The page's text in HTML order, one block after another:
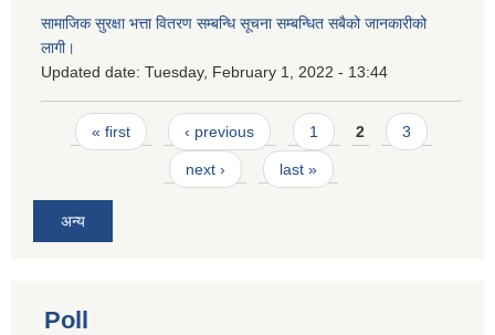
सामाजिक सुरक्षा भत्ता वितरण सम्बन्धि सूचना सम्बन्धित सबैको जानकारीको
लागी।
Updated date: Tuesday, February 1, 2022 - 13:44
Pages
« first ‹ previous 1 2 3
next › last »
अन्य
Poll